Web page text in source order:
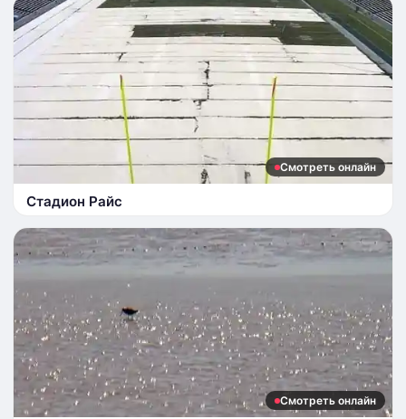
Смотреть онлайн
Стадион Райс
Смотреть онлайн